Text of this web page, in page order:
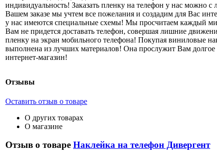
индивидуальность! Заказать пленку на телефон у нас
Вашем заказе мы учтем все пожелания и создадим для Вас
у нас имеются специальные схемы! Мы просчитаем каждый
Вам не придется доставать телефон, совершая лишние
пленку на экран мобильного телефона! Покупая виниловые
выполнена из лучших материалов! Она прослужит Вам
интернет-магазин!
Отзывы
Оставить отзыв о товаре
О других товарах
О магазине
Отзыв о товаре Наклейка на телефон Дивергент